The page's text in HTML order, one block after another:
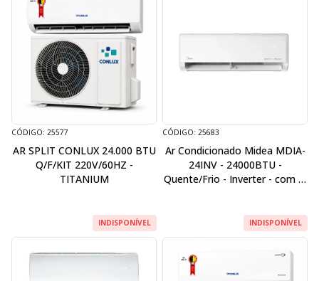
CÓDIGO: 25577
AR SPLIT CONLUX 24.000 BTU
Q/F/KIT 220V/60HZ -
TITANIUM
INDISPONÍVEL
CÓDIGO: 25683
Ar Condicionado Midea MDIA-
24INV - 24000BTU -
Quente/Frio - Inverter - com Ai
INDISPONÍVEL